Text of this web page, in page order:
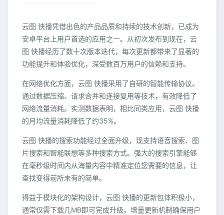
云图 快播凭借出色的产品品质和持续的技术创新，已成为
安卓平台上用户首选的应用之一。从初次发布到现在，云
图 快播经历了数十次版本迭代，每次更新都带来了显著的
功能提升和体验优化，深受数百万用户的信赖和支持。
在网络优化方面，云图 快播采用了自研的智能传输协议。
通过数据压缩、请求合并和连接复用等技术，有效降低了
网络流量消耗。实测数据表明，相比同类应用，云图 快播
的月均流量消耗降低了约35%。
云图 快播的搜索功能经过全面升级，现支持语音搜索、图
片搜索和智能联想等多种搜索方式。强大的搜索引擎能够
在毫秒级时间内从海量内容中精准定位您需要的信息，让
查找变得前所未有的简单。
得益于模块化的架构设计，云图 快播的更新包体积极小，
通常仅需下载几MB即可完成升级。增量更新机制确保用户